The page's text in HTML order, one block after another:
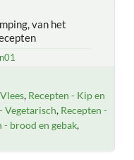
van het
Recepten - Kip en
Vegetarisch Recepten -
- brood en gebak